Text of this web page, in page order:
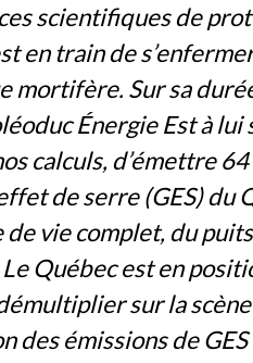
scientifiques de
en train de
mortifère. Sur sa
Énergie Est à lui
calculs, d’émettre
de serre (GES) du
vie complet, du
Québec est en
sur la
des émissions de